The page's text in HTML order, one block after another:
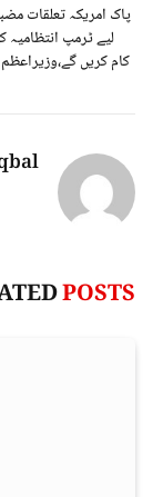
پاک امریکہ تعلقات
لیے ٹرمپ انتظامیہ
کام کریں
POSTS